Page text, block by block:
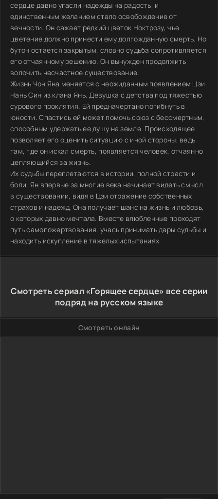
сердце давно угасли надежды на радость, и
единственным желанием стало освобождение от
вечности. Он сажает редкий цветок Ноктрозу, чье
цветение должно принести ему долгожданную смерть. Но
бутон остается закрытым, словно судьба сопротивляется
его отчаянному решению. Он вынужден продолжить
волочить несчастное существование.
Жизнь Чон Яна меняется с неожиданным появлением Цзи
Нань Син из клана Янь. Девушка с детства под тяжестью
сурового проклятия. Ей предначертано погибнуть в
юности. Спастись ей может помочь союз с бессмертным,
способным удержать ее душу на земле. Происходящее
позволяет его оценить ситуацию с иной стороны, ведь
там, где он искал смерть, появляется человек, отчаянно
цепляющийся за жизнь.
Их судьбы переплетаются в истории, полной страсти и
боли. Ян впервые за многие века начинает видеть смысл
в существовании, видя в Цзи отражение собственных
страхов и надежд. Она получает шанс на жизнь и любовь,
о которых давно мечтала. Вместе влюбленные проходят
путь самопожертвования, учась принимать дары судьбы и
находить искупление в тяжелых испытаниях.
Смотреть сериал «Горящее сердце» все серии
подряд на русском языке
Смотреть онлайн